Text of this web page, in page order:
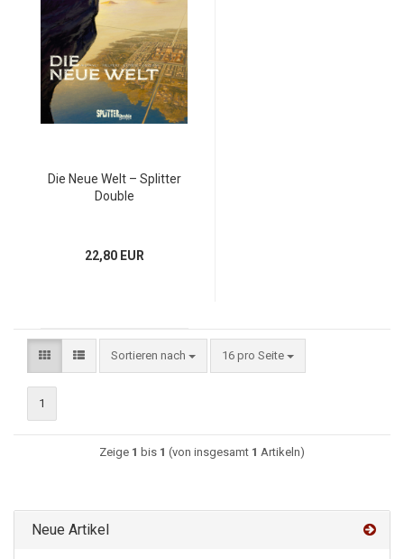
Die Neue Welt – Splitter
Double
22,80 EUR
Sortieren nach 16 pro Seite
1
Zeige 1 bis 1 (von insgesamt 1 Artikeln)
Neue Artikel